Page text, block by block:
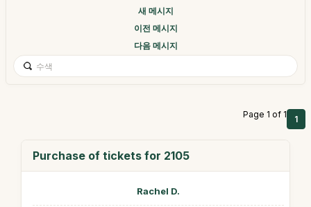
새 메시지
이전 메시지
다음 메시지
Page 1 of 1 1
Purchase of tickets for 2105
Rachel D.